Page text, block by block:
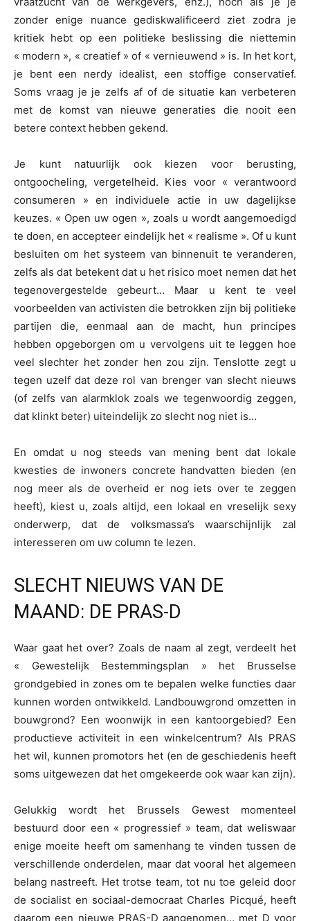
zonder enige nuance gediskwalificeerd ziet zodra je
kritiek hebt op een politieke beslissing die niettemin
« modern », « creatief » of « vernieuwend » is. In het kort,
je bent een nerdy idealist, een stoffige conservatief.
Soms vraag je je zelfs af of de situatie kan verbeteren
met de komst van nieuwe generaties die nooit een
betere context hebben gekend.
Je kunt natuurlijk ook kiezen voor berusting,
ontgoocheling, vergetelheid. Kies voor « verantwoord
consumeren » en individuele actie in uw dagelijkse
keuzes. « Open uw ogen », zoals u wordt aangemoedigd
te doen, en accepteer eindelijk het « realisme ». Of u kunt
besluiten om het systeem van binnenuit te veranderen,
zelfs als dat betekent dat u het risico moet nemen dat het
tegenovergestelde gebeurt… Maar u kent te veel
voorbeelden van activisten die betrokken zijn bij politieke
partijen die, eenmaal aan de macht, hun principes
hebben opgeborgen om u vervolgens uit te leggen hoe
veel slechter het zonder hen zou zijn. Tenslotte zegt u
tegen uzelf dat deze rol van brenger van slecht nieuws
(of zelfs van alarmklok zoals we tegenwoordig zeggen,
dat klinkt beter) uiteindelijk zo slecht nog niet is…
En omdat u nog steeds van mening bent dat lokale
kwesties de inwoners concrete handvatten bieden (en
nog meer als de overheid er nog iets over te zeggen
heeft), kiest u, zoals altijd, een lokaal en vreselijk sexy
onderwerp, dat de volksmassa’s waarschijnlijk zal
interesseren om uw column te lezen.
SLECHT NIEUWS VAN DE
MAAND: DE PRAS-D
Waar gaat het over? Zoals de naam al zegt, verdeelt het
« Gewestelijk Bestemmingsplan » het Brusselse
grondgebied in zones om te bepalen welke functies daar
kunnen worden ontwikkeld. Landbouwgrond omzetten in
bouwgrond? Een woonwijk in een kantoorgebied? Een
productieve activiteit in een winkelcentrum? Als PRAS
het wil, kunnen promotors het (en de geschiedenis heeft
soms uitgewezen dat het omgekeerde ook waar kan zijn).
Gelukkig wordt het Brussels Gewest momenteel
bestuurd door een « progressief » team, dat weliswaar
enige moeite heeft om samenhang te vinden tussen de
verschillende onderdelen, maar dat vooral het algemeen
belang nastreeft. Het trotse team, tot nu toe geleid door
de socialist en sociaal-democraat Charles Picqué, heeft
daarom een nieuwe PRAS-D aangenomen… met D voor